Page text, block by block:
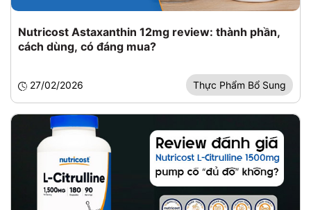
Nutricost Astaxanthin 12mg review: thành phần,
cách dùng, có đáng mua?
27/02/2026 Thực Phẩm Bổ Sung